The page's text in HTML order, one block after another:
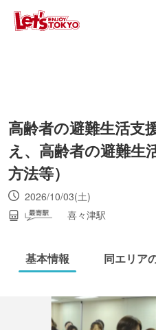
高齢者の避難生活支
え、高齢者の避難生
方法等）
2026/10/03(土)
喜々津駅
基本情報 同エリア